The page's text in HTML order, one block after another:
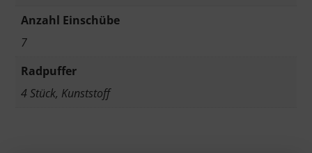
Anzahl Einschübe
7
Radpuffer
4 Stück, Kunststoff